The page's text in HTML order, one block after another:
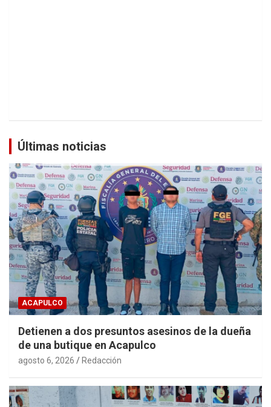
Últimas noticias
ACAPULCO
Detienen a dos presuntos asesinos de la dueña
de una butique en Acapulco
agosto 6, 2026 Redacción